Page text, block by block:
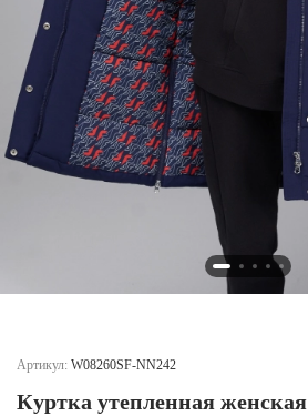
Ростовская область (2)
Самарская область (1)
Санкт-Петербург и ЛО (3)
Саратовская область (1)
Свердловская область (5)
Северная Осетия (2)
Смоленская область (1)
Ставропольский край (5)
Артикул: W08260SF-NN242
Куртка утепленная женская